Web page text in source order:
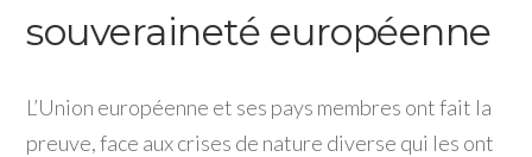
souveraineté européenne
L’Union européenne et ses pays membres ont fait la
preuve, face aux crises de nature diverse qui les ont